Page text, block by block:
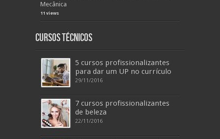
Mecânica
11 views
Cursos Técnicos
5 cursos profissionalizantes
para dar um UP no currículo
29/11/2016
7 cursos profissionalizantes
de beleza
22/11/2016